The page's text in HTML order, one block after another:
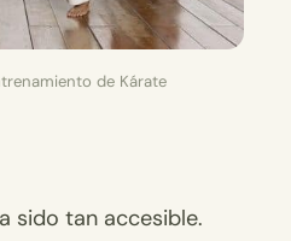
de Kárate
sido tan accesible.